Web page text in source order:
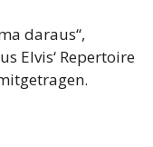
daraus“,
Elvis‘ Repertoire